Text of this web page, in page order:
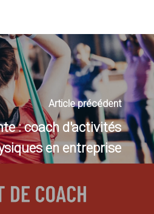
Article précédent
: coach d'activités
en entreprise